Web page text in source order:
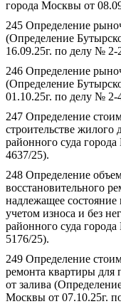
города Москвы от
245 Определение
(Определение
16.09.25г. по делу № 2-
246 Определение
(Определение
01.10.25г. по делу № 2-
247 Определение
строительстве
районного суда
4637/25).
248 Определение
восстановительного
надлежащее состояние
учетом износа и без
районного суда
5176/25).
249 Определение
ремонта квартиры для
от залива
Москвы от 07.10.25г.